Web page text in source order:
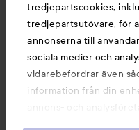
tredjepartscookies,
tredjepartsutövare, för
annonserna till
sociala medier och
vidarebefordrar även
information från din
annons- och